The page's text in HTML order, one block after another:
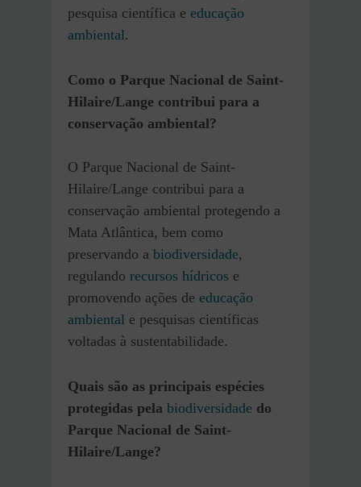
pesquisa científica e educação
ambiental.
Como o Parque Nacional de Saint-
Hilaire/Lange contribui para a
conservação ambiental?
O Parque Nacional de Saint-
Hilaire/Lange contribui para a
conservação ambiental protegendo a
Mata Atlântica, bem como
preservando a biodiversidade,
regulando recursos hídricos e
promovendo ações de educação
ambiental e pesquisas científicas
voltadas à sustentabilidade.
Quais são as principais espécies
protegidas pela biodiversidade do
Parque Nacional de Saint-
Hilaire/Lange?